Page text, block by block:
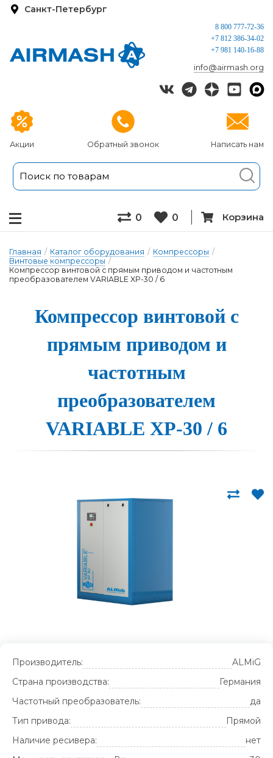
Санкт-Петербург
Акции Обратный звонок Написать нам
8 800 777-72-36
+7 812 386-34-02
+7 981 140-16-88
info@airmash.org
0 0 Корзина
Главная / Каталог оборудования / Компрессоры /
Винтовые компрессоры /
Компрессор винтовой с прямым приводом и частотным
преобразователем VARIABLE XP-30 / 6
Компрессор вин­то­вой с
пря­мым при­во­дом и
час­тотным
пре­об­ра­зо­ва­те­лем
VARIABLE XP-30 / 6
Производитель:
ALMiG
Страна производства:
Германия
Частотный преобразователь:
да
Тип привода:
Прямой
Наличие ресивера:
нет